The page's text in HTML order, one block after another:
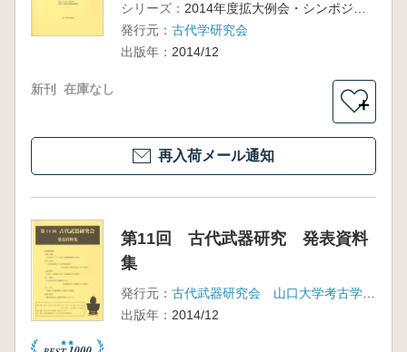
シリーズ：
発行元： 古代学研究会
出版年： 2014/12
新刊 在庫なし
＋
再入荷メール通知
第11回 古代武器研究 発表資料
集
発行元：
古代武器研究会 山口大学考古学研究室
出版年： 2014/12